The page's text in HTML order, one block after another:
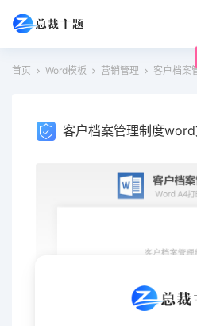
首页
Word模板 营销管理 客户档案
客户档案管理制度